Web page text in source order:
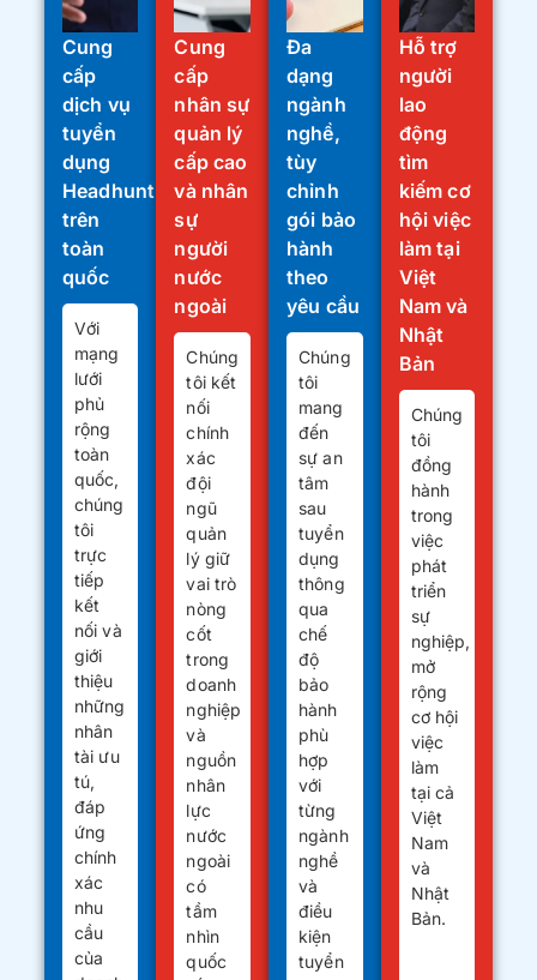
Cung
cấp
dịch vụ
tuyển
dụng
Headhunt
trên
toàn
quốc
Với
mạng
lưới
phủ
rộng
toàn
quốc,
chúng
tôi
trực
tiếp
kết
nối và
giới
thiệu
những
nhân
tài ưu
tú,
đáp
ứng
chính
xác
nhu
cầu
của
Cung
cấp
nhân sự
quản lý
cấp cao
và nhân
sự
người
nước
ngoài
Chúng
tôi kết
nối
chính
xác
đội
ngũ
quản
lý giữ
vai trò
nòng
cốt
trong
doanh
nghiệp
và
nguồn
nhân
lực
nước
ngoài
có
tầm
nhìn
quốc
Đa
dạng
ngành
nghề,
tùy
chỉnh
gói bảo
hành
theo
yêu cầu
Chúng
tôi
mang
đến
sự an
tâm
sau
tuyển
dụng
thông
qua
chế
độ
bảo
hành
phù
hợp
với
từng
ngành
nghề
và
điều
kiện
tuyển
Hỗ trợ
người
lao
động
tìm
kiếm cơ
hội việc
làm tại
Việt
Nam và
Nhật
Bản
Chúng
tôi
đồng
hành
trong
việc
phát
triển
sự
nghiệp,
mở
rộng
cơ hội
việc
làm
tại cả
Việt
Nam
và
Nhật
Bản.